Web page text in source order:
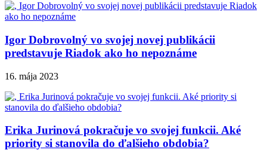
Igor Dobrovolný vo svojej novej publikácii
predstavuje Riadok ako ho nepoznáme
16. mája 2023
Erika Jurinová pokračuje vo svojej funkcii. Aké
priority si stanovila do ďalšieho obdobia?